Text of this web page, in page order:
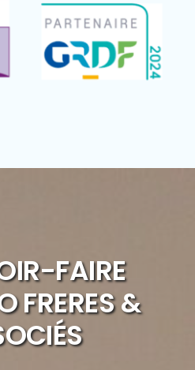
FAIRE
FRERES &